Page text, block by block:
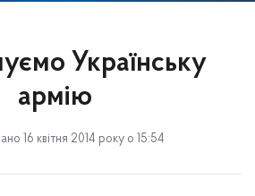
Українську
армію
16 квітня 2014 року о 15:54